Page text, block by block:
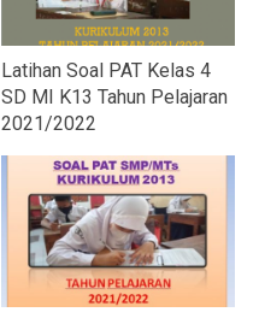
Latihan Soal PAT Kelas 4
SD MI K13 Tahun Pelajaran
2021/2022